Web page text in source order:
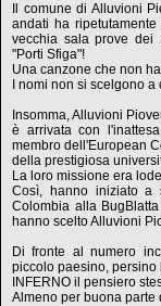
Il comune di Alluvioni
andati ha
vecchia sala prove dei
"Porti Sfiga"!
Una canzone che non
I nomi non si scelgono a
Insomma, Alluvioni
è arrivata con
membro dell'European
della prestigiosa
La loro missione era
Così, hanno iniziato a
Colombia alla
hanno scelto Alluvioni
Di fronte al numero
piccolo paesino, persino
INFERNO il pensiero
Almeno per buona